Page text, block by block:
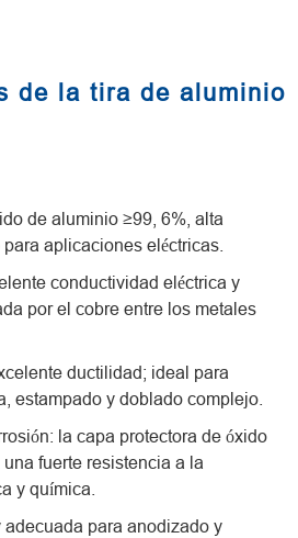
de la tira de aluminio
de aluminio ≥99, 6%, alta
aplicaciones eléctricas.
conductividad eléctrica y
por el cobre entre los metales
ductilidad; ideal para
estampado y doblado complejo.
la capa protectora de óxido
fuerte resistencia a la
y química.
para anodizado y